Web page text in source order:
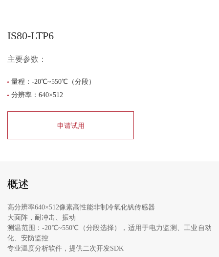
IS80-LTP6
主要参数：
量程：-20℃~550℃（分段）
分辨率：640×512
申请试用
概述
高分辨率640×512像素高性能非制冷氧化钒传感器
大面阵，耐冲击、振动
测温范围：-20℃~550℃（分段选择），适用于电力监测、工业自动
化、安防监控
专业温度分析软件，提供二次开发SDK